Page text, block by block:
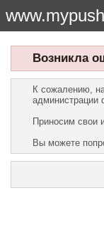
Возникла
К сожалению,
администрации
Приносим свои
Вы можете